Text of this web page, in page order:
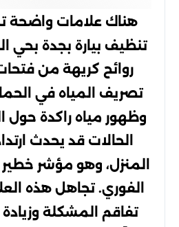
هناك علامات واضحة
تنظيف بيارة بجدة بحي
روائح كريهة من
تصريف المياه في
وظهور مياه راكدة حول
الحالات قد يحدث
المنزل، وهو مؤشر
الفوري. تجاهل هذه
تفاقم المشكلة